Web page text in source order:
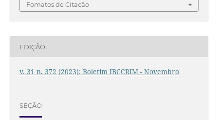
Fomatos de Citação
EDIÇÃO
v. 31 n. 372 (2023): Boletim IBCCRIM - Novembro
SEÇÃO